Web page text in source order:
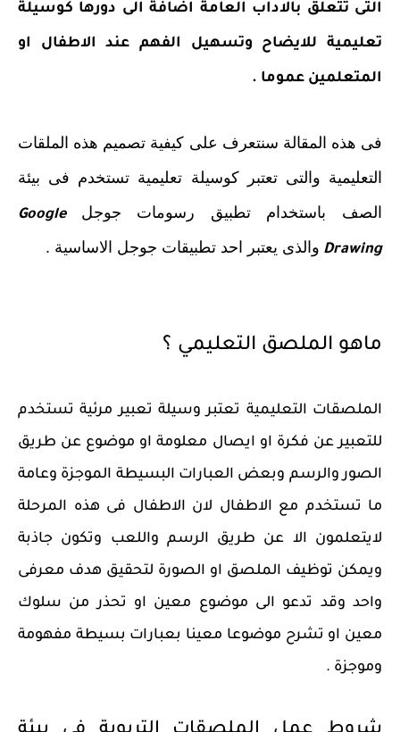
التى تتعلق بالاداب العامة اضافة الى دورها كوسيلة
تعليمية للايضاح وتسهيل الفهم عند الاطفال او
المتعلمين عموما .
فى هذه المقالة سنتعرف على كيفية تصميم هذه الملقات
التعليمية والتى تعتبر كوسيلة تعليمية تستخدم فى بيئة
الصف باستخدام تطبيق رسومات جوجل
Google
Drawing والذى يعتبر احد تطبيقات جوجل الاساسية .
ماهو الملصق التعليمي ؟
الملصقات التعليمية تعتبر وسيلة تعبير مرئية تستخدم
للتعبير عن فكرة او ايصال معلومة او موضوع عن طريق
الصور والرسم وبعض العبارات البسيطة الموجزة وعامة
ما تستخدم مع الاطفال لان الاطفال فى هذه المرحلة
لايتعلمون الا عن طريق الرسم واللعب وتكون جاذبة
ويمكن توظيف الملصق او الصورة لتحقيق هدف معرفى
واحد وقد تدعو الى موضوع معين او تحذر من سلوك
معين او تشرح موضوعا معينا بعبارات بسيطة مفهومة
وموجزة .